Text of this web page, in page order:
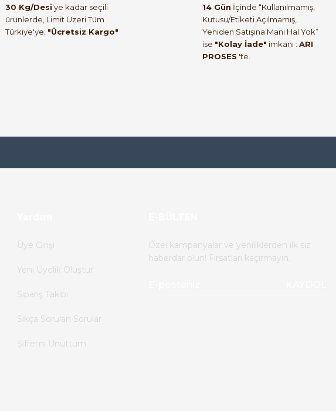
30 Kg/Desi'ye kadar seçili
ürünlerde, Limit Üzeri Tüm
Türkiye'ye: "Ücretsiz Kargo"
14 Gün İçinde “Kullanılmamış,
Kutusu/Etiketi Açılmamış,
Yeniden Satışına Mani Hal Yok”
ise "Kolay İade" imkanı : ARI
PROSES 'te.
Üye Girişi
Yeni Üyelik Oluştur
Sipariş Takibi
Sıkça Sorulan Sorular
Şifremi Unuttum
Özel kampanyalar ve yeniliklerden ilk siz
haberdar olun! Fırsatları kaçırmayın.